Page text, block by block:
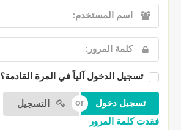
تسجيل الدخول آلياً في المرة القادمة؟
التسجيل
فقدت كلمة المرور